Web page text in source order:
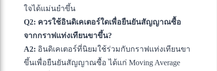
ใจได้แม่นยำขึ้น
Q2: ควรใช้อินดิเคเตอร์ใดเพื่อยืนยันสัญญาณซื้อ
จากกราฟแท่งเทียนขาขึ้น?
A2: อินดิเคเตอร์ที่นิยมใช้ร่วมกับกราฟแท่งเทียนขา
ขึ้นเพื่อยืนยันสัญญาณซื้อ ได้แก่ Moving Average